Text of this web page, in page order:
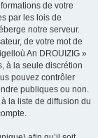
de votre
par les lois de
notre serveur.
de votre mot de
An DROUIZIG »
à la seule discrétion
pouvez contrôler
publiques ou non.
la liste de diffusion du